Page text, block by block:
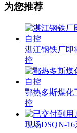
为您推荐
湛江钢铁厂即
控
鄂热多斯煤化
控
现场DSQN-